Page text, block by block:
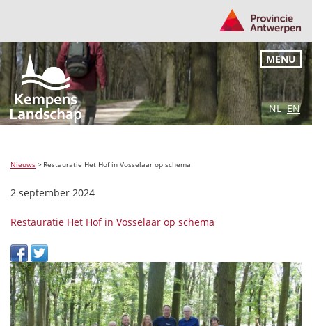
NL EN
MENU
Nieuws > Restauratie Het Hof in Vosselaar op schema
2 september 2024
Restauratie Het Hof in Vosselaar op schema